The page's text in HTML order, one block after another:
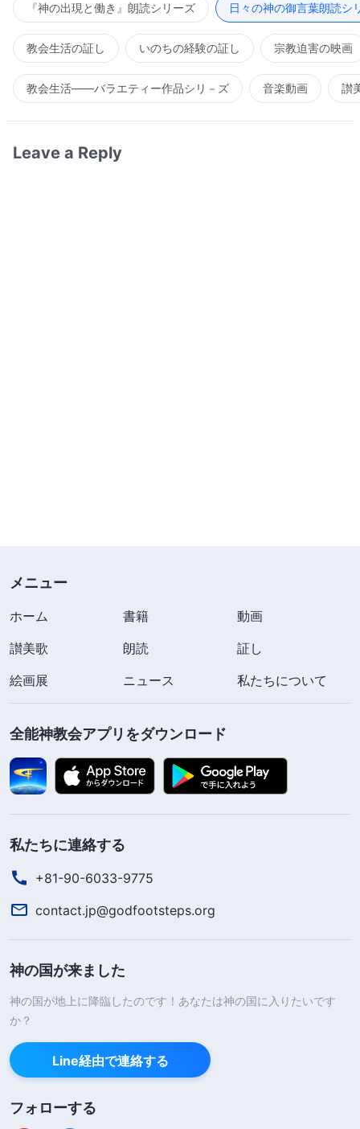
『神の出現と働き』朗読シリーズ 日々の神の御言葉朗読シ
教会生活の証し いのちの経験の証し 宗教迫害の映画
教会生活――バラエティー作品シリ－ズ 音楽動画 讃
Leave a Reply
メニュー
ホーム 書籍
動画
讃美歌
朗読
証し
絵画展
ニュース 私たちについて
全能神教会アプリをダウンロード
私たちに連絡する
+81-90-6033-9775
contact.jp@godfootsteps.org
神の国が来ました
神の国が地上に降臨したのです！あなたは神の国に入りたいです
か？
Line経由で連絡する
フォローする